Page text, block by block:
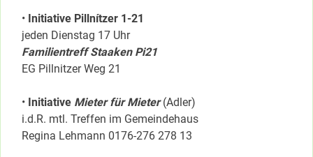
• Initiative Pillnítzer 1-21
jeden Dienstag 17 Uhr
Familientreff Staaken Pi21
EG Pillnitzer Weg 21
• Initiative Mieter für Mieter(Adler)
i.d.R. mtl. Treffen im Gemeindehaus
Regina Lehmann 0176-276 278 13